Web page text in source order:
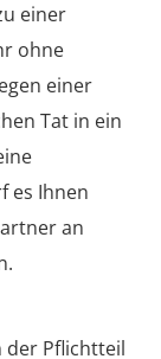
einer
ohne
einer
Tat in ein
es Ihnen
an
der Pflichtteil